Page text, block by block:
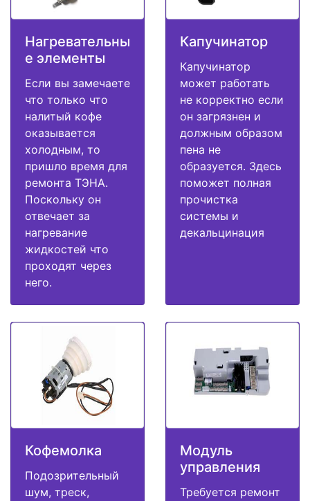
Нагревательны
е элементы
Если вы замечаете
что только что
налитый кофе
оказывается
холодным, то
пришло время для
ремонта ТЭНА.
Поскольку он
отвечает за
нагревание
жидкостей что
проходят через
него.
Капучинатор
Капучинатор
может работать
не корректно если
он загрязнен и
должным образом
пена не
образуется. Здесь
поможет полная
прочистка
системы и
декальцинация
Кофемолка
Подозрительный
шум, треск,
Модуль
управления
Требуется ремонт